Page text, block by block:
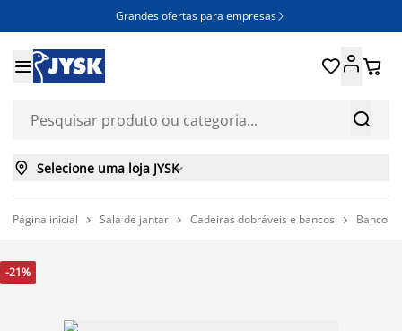
Grandes ofertas para empresas 


 
 Selecione uma loja JYSK
Página inicial  Sala de jantar  Cadeiras dobráveis e bancos  Banco
-21%